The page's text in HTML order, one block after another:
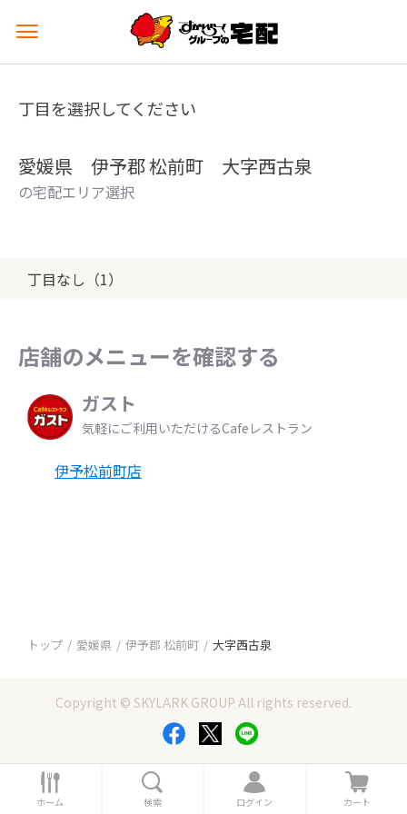
メ
ュ
を
丁目を選択してください
愛媛県 伊予郡 松前町 大字西古泉
の宅配エリア選択
丁目なし（1）
店舗のメニューを確認する
ガスト
気軽にご利用いただけるCafeレストラン
伊予松前町店
トップ 愛媛県 伊予郡 松前町 大字西古泉
Copyright © SKYLARK GROUP All rights reserved.
ホ
ー
ホーム 索
検索
ロ
グ
ログイン
カ
ー
カート